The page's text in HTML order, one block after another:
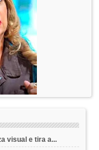
visual e tira a...